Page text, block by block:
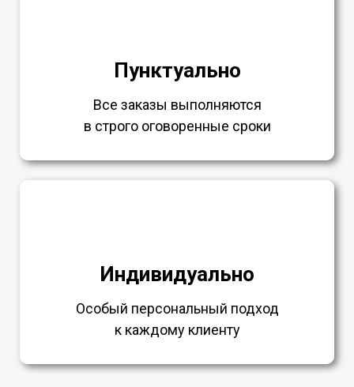
Пунктуально
Все заказы выполняются
в строго оговоренные сроки
Индивидуально
Особый персональный подход
к каждому клиенту